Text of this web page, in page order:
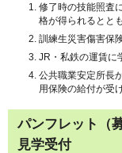
修了時の技能照査
格が得られるとと
訓練生災害傷害保
JR・私鉄の運賃に
公共職業安定所長
用保険の給付が受
パンフレット（
見学受付